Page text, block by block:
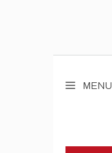
MENU